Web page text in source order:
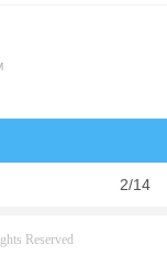
2/14
Reserved